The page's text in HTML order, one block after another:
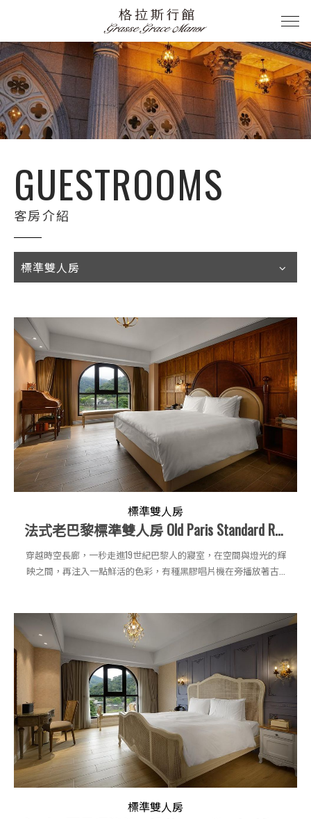
GUESTROOMS
客房介紹
標準雙人房
標準雙人房
法式老巴黎標準雙人房 Old Paris Standard Room〈King〉
穿越時空長廊，一秒走進19世紀巴黎人的寢室，在空間與燈光的輝
映之間，再注入一點鮮活的色彩，有種黑膠唱片機在旁播放著古...
標準雙人房